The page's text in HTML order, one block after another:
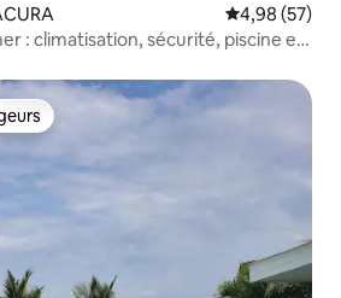
Évaluation
4,98 (57)
: climatisation, sécurité, piscine et